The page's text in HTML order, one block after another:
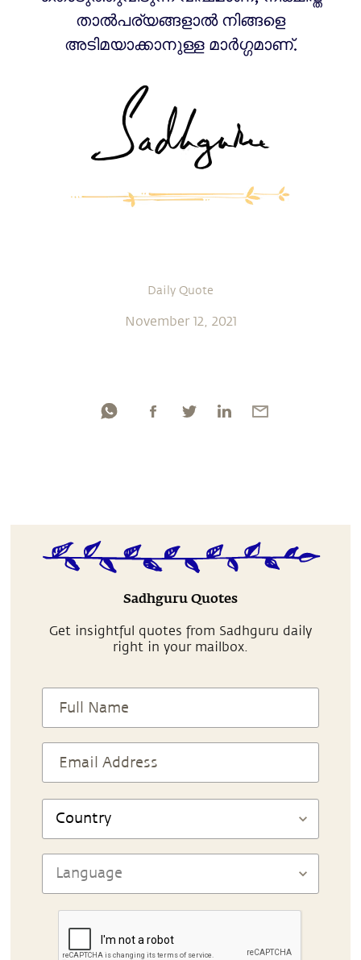
താൽപര്യങ്ങളാൽ നിങ്ങളെ
അടിമയാക്കാനുള്ള മാർഗ്ഗമാണ്.
Daily Quote
November 12, 2021
Sadhguru Quotes
Get insightful quotes from Sadhguru daily
right in your mailbox.